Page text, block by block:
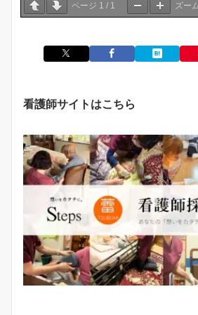
ページ 1 / 1 ズー
看護師サイトはこちら